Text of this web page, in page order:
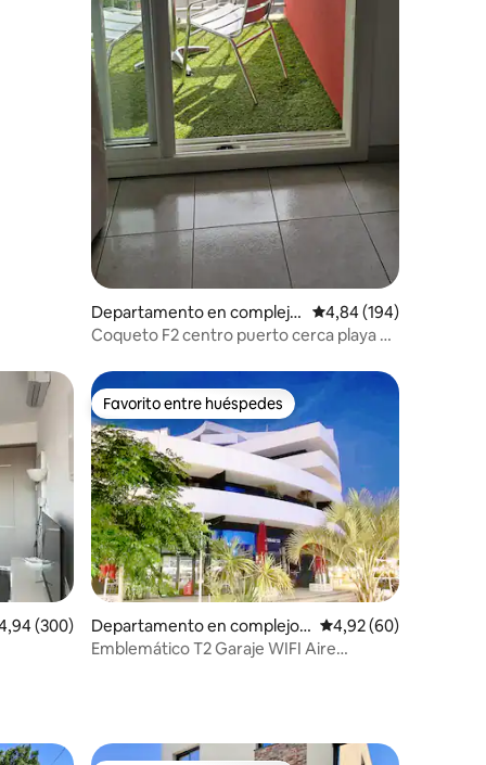
Departamento en complejo
residencial en Agde
Calificación promedio:
4,84 (194)
Coqueto F2 centro puerto cerca playa y
promedio: 4,94 de 5. 300 evaluaciones
(300)
Favorito entre huéspedes
Favorito entre huéspedes
Departamento en complejo r
esidencial en Agde
Calificación
4,92 (60)
Emblemático T2 Garaje WIFI Aire